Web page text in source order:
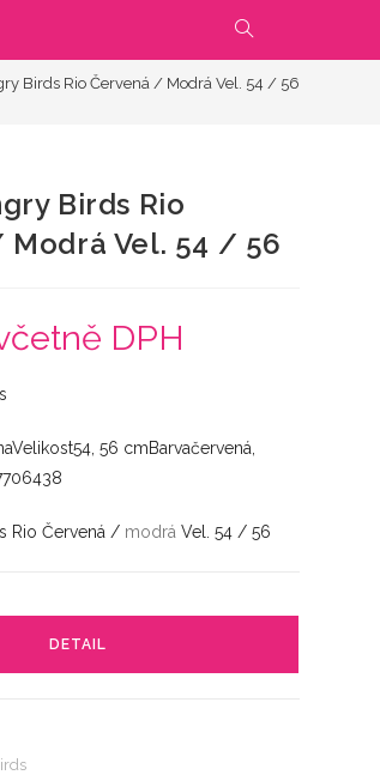
PŘEPNOUT
VYHLEDÁVÁNÍ
Birds Rio Červená / Modrá Vel. 54 / 56
Birds Rio
Vel. 54 / 56
DPH
56 cmBarvačervená,
Rio Červená / modrá Vel. 54 / 56
DETAIL